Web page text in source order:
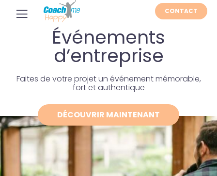
CONTACT
Événements
d’entreprise
Faites de votre projet un événement mémorable,
fort et authentique
DÉCOUVRIR MAINTENANT